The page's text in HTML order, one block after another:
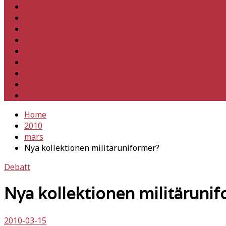
Home
2010
mars
Nya kollektionen militäruniformer?
Debatt
Nya kollektionen
2010-03-15